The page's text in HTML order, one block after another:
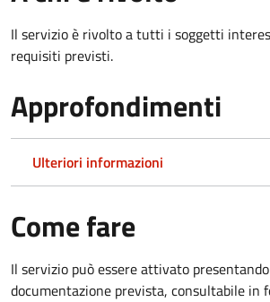
Il servizio è rivolto a tutti i soggetti
requisiti previsti.
Approfondimenti
Ulteriori informazioni
Come fare
Il servizio può essere attivato
documentazione prevista, consultabile in